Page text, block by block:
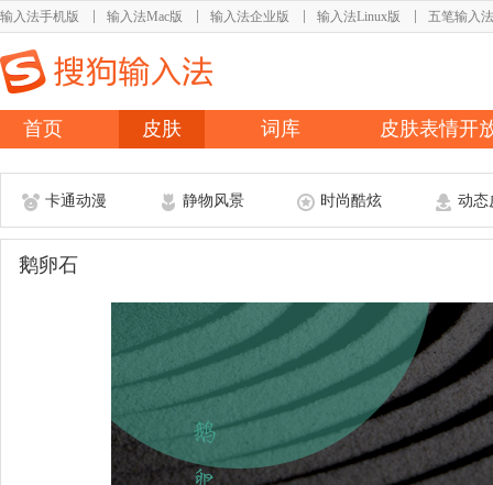
输入法手机版 输入法Mac版 输入法企业版 输入法Linux版 五笔输入法
首页 皮肤 词库 皮肤表情开
卡通动漫 静物风景 时尚酷炫 动态
鹅卵石